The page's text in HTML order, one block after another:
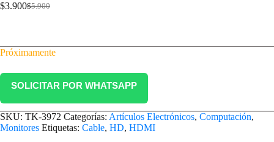
$5.900
$3.900
Próximamente
SOLICITAR POR WHATSAPP
SKU: TK-3972 Categorías: Artículos Electrónicos, Computación,
Monitores Etiquetas: Cable, HD, HDMI